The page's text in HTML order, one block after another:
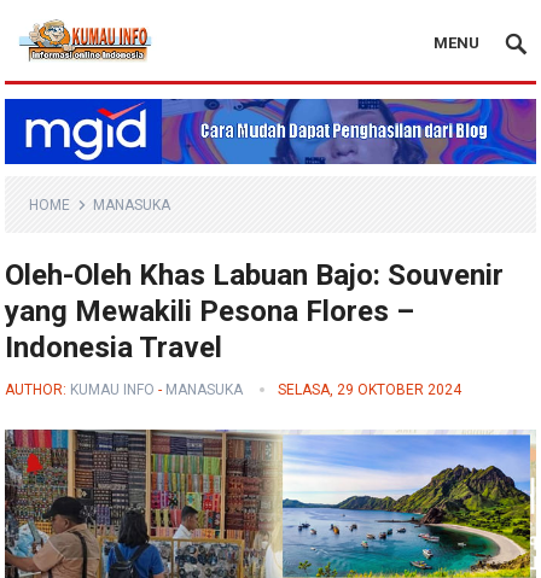
Blog Kumau Info
MENU
HOME MANASUKA
Oleh-Oleh Khas Labuan Bajo: Souvenir
yang Mewakili Pesona Flores –
Indonesia Travel
AUTHOR: KUMAU INFO - MANASUKA SELASA, 29 OKTOBER 2024